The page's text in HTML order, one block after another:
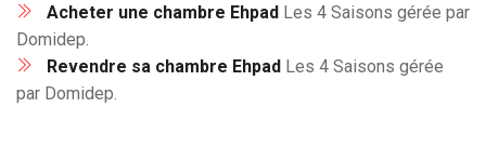
Acheter une chambre Ehpad Les 4 Saisons gérée par
Domidep.
Revendre sa chambre Ehpad Les 4 Saisons gérée
par Domidep.